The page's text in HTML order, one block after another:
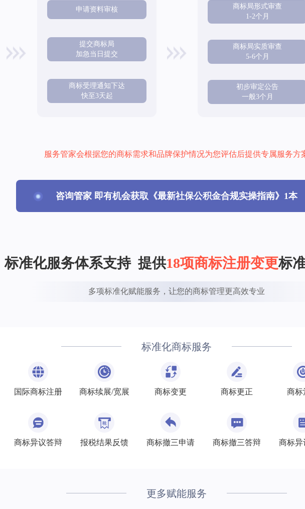
申请资料审核
提交商标局
加急当日提交
商标受理通知下达
快至3天起
商标局形式审查
1-2个月
商标局实质审查
5-6个月
初步审定公告
一般3个月
服务管家会根据您的商标需求和品牌保护情况为您评估后提供专属服务方
咨询管家 即有机会获取《最新社保公积金合规实操指南》1本
标准化服务体系支持  提供18项商标注册变更标
多项标准化赋能服务，让您的商标管理更高效专业
标准化商标服务
国际商标注册 商标续展/宽展 商标变更 商标更正 商标
商标异议答辩 报税结果反馈 商标撤三申请 商标撤三答辩 商标异
更多赋能服务